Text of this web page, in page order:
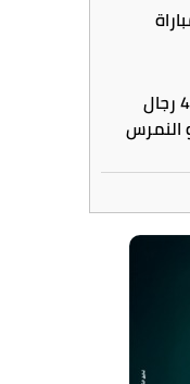
"ما حسسونيش إني ست".. سيدة تتزوج 4 رجال
النمرس